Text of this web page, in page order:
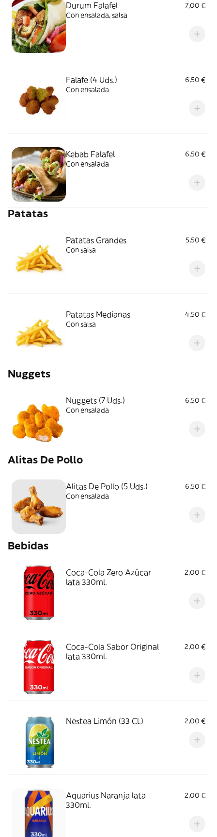
Durum Falafel
7,00 €
Con ensalada, salsa
Falafe (4 Uds.)
6,50 €
Con ensalada
Kebab Falafel
6,50 €
Con ensalada
Patatas
Patatas Grandes
5,50 €
Con salsa
Patatas Medianas
4,50 €
Con salsa
Nuggets
Nuggets (7 Uds.)
6,50 €
Con ensalada
Alitas De Pollo
Alitas De Pollo (5 Uds.)
6,50 €
Con ensalada
Bebidas
Coca-Cola Zero Azúcar
lata 330ml.
2,00 €
Coca-Cola Sabor Original
lata 330ml.
2,00 €
Nestea Limón (33 Cl.) 2,00 €
Aquarius Naranja lata
330ml.
2,00 €